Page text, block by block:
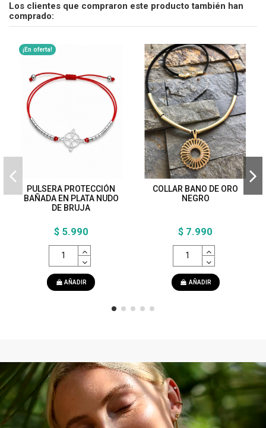
Los clientes que compraron este producto también han
comprado:
¡En oferta!
PULSERA PROTECCIÓN
BAÑADA EN PLATA NUDO
DE BRUJA
$ 5.990
AÑADIR
COLLAR BANO DE ORO
NEGRO
$ 7.990
AÑADIR